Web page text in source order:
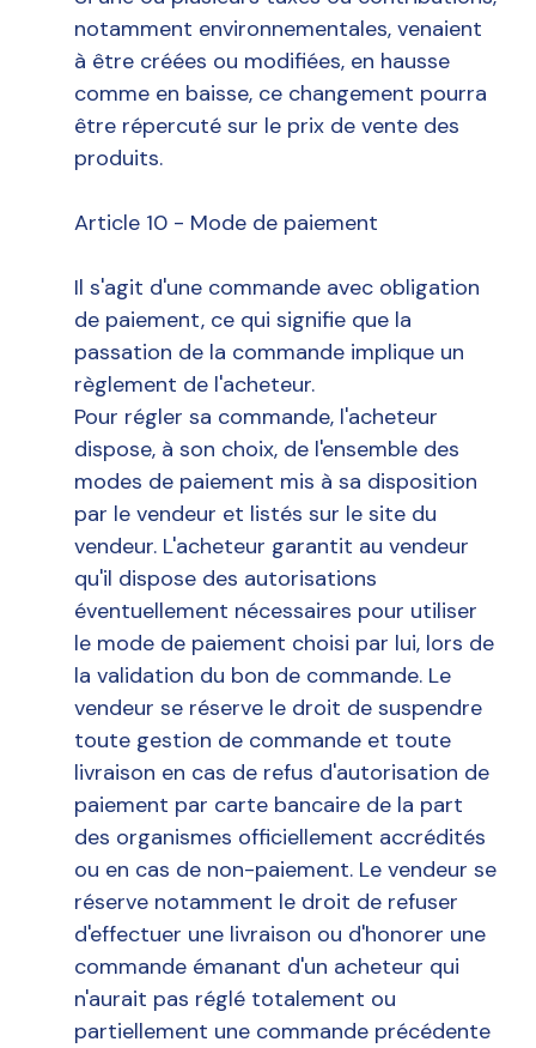
notamment environnementales, venaient
à être créées ou modifiées, en hausse
comme en baisse, ce changement pourra
être répercuté sur le prix de vente des
produits.
Article 10 - Mode de paiement
Il s'agit d'une commande avec obligation
de paiement, ce qui signifie que la
passation de la commande implique un
règlement de l'acheteur.
Pour régler sa commande, l'acheteur
dispose, à son choix, de l'ensemble des
modes de paiement mis à sa disposition
par le vendeur et listés sur le site du
vendeur. L'acheteur garantit au vendeur
qu'il dispose des autorisations
éventuellement nécessaires pour utiliser
le mode de paiement choisi par lui, lors de
la validation du bon de commande. Le
vendeur se réserve le droit de suspendre
toute gestion de commande et toute
livraison en cas de refus d'autorisation de
paiement par carte bancaire de la part
des organismes officiellement accrédités
ou en cas de non-paiement. Le vendeur se
réserve notamment le droit de refuser
d'effectuer une livraison ou d'honorer une
commande émanant d'un acheteur qui
n'aurait pas réglé totalement ou
partiellement une commande précédente